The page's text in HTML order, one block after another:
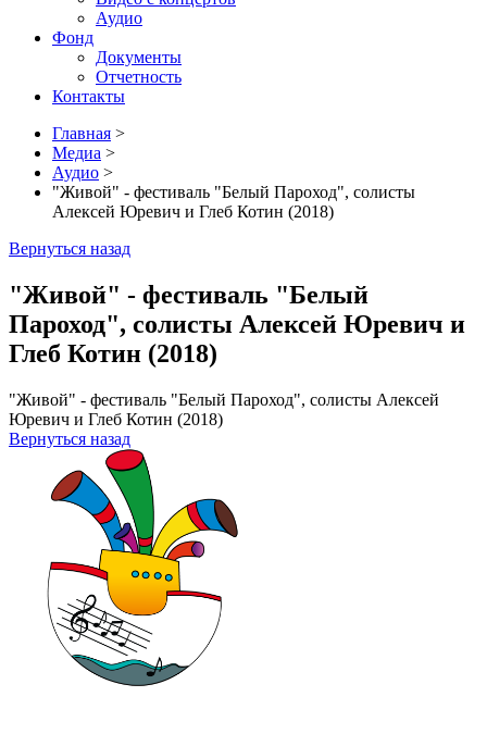
Аудио
Фонд
Документы
Отчетность
Контакты
Главная >
Медиа >
Аудио >
"Живой" - фестиваль "Белый Пароход", солисты
Алексей Юревич и Глеб Котин (2018)
Вернуться назад
"Живой" - фестиваль "Белый
Пароход", солисты Алексей Юревич и
Глеб Котин (2018)
"Живой" - фестиваль "Белый Пароход", солисты Алексей
Юревич и Глеб Котин (2018)
Вернуться назад